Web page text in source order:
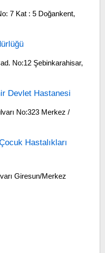
7 Kat : 5 Doğankent,
No:12 Şebinkarahisar,
Devlet Hastanesi
No:323 Merkez /
Hastalıkları
Giresun/Merkez